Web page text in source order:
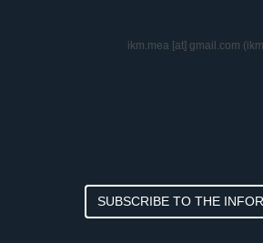
ikm.mea [at] gmail.com
SUBSCRIBE TO THE